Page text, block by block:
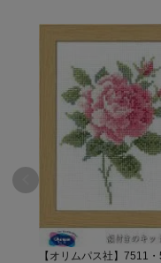
【オリムパス社】7511